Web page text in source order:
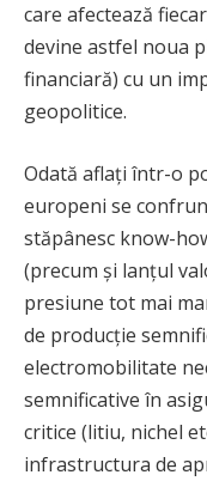
care afectează
devine astfel noua
financiară) cu un
geopolitice.
Odată aflați într-o
europeni se
stăpânesc know-
(precum și lanțul
presiune tot mai
de producție
electromobilitate
semnificative în
critice (litiu, nichel
infrastructura de